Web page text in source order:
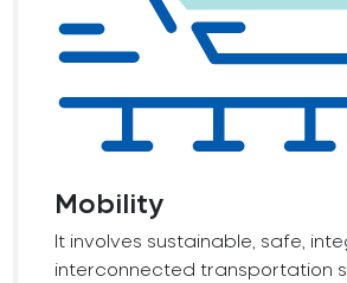
Mobility
It involves sustainable, safe,
interconnected transportation